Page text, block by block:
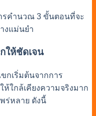
รคำนวณ 3 ขั้นตอนที่จะ
งแม่นยำ
ให้ชัดเจน
กเริ่มต้นจากการ
ใกล้เคียงความจริงมาก
ร่หลาย ดังนี้